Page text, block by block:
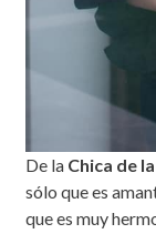
De la Chica de
sólo que es
que es muy